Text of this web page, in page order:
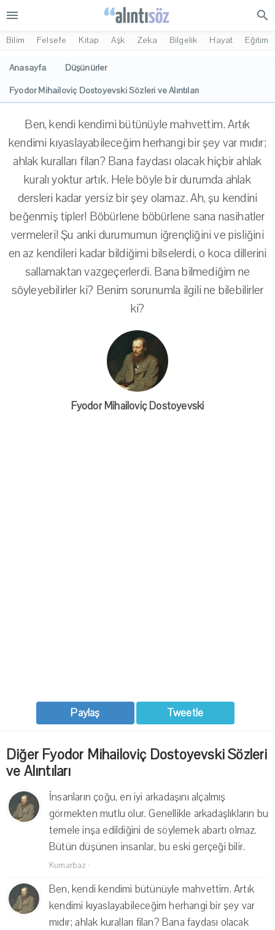
menu search
Bilim Felsefe Kitap Aşk Zeka Bilgelik Hayat Eğitim
Anasayfa
Düşünürler
Fyodor Mihailoviç Dostoyevski Sözleri ve Alıntıları
Ben, kendi kendimi bütünüyle mahvettim. Artık
kendimi kıyaslayabileceğim herhangi bir şey var mıdır;
ahlak kuralları filan? Bana faydası olacak hiçbir ahlak
kuralı yoktur artık. Hele böyle bir durumda ahlak
dersleri kadar yersiz bir şey olamaz. Ah, şu kendini
beğenmiş tipler! Böbürlene böbürlene sana nasihatler
vermeleri! Şu anki durumumun iğrençliğini ve pisliğini
en az kendileri kadar bildiğimi bilselerdi, o koca dillerini
sallamaktan vazgeçerlerdi. Bana bilmediğim ne
söyleyebilirler ki? Benim sorunumla ilgili ne bilebilirler
ki?
Fyodor Mihailoviç Dostoyevski
Paylaş Tweetle
Diğer Fyodor Mihailoviç Dostoyevski Sözleri
ve Alıntıları
İnsanların çoğu, en iyi arkadaşını alçalmış
görmekten mutlu olur. Genellikle arkadaşlıkların bu
temele inşa edildiğini de söylemek abartı olmaz.
Bütün düşünen insanlar, bu eski gerçeği bilir.
Kumarbaz ·
Ben, kendi kendimi bütünüyle mahvettim. Artık
kendimi kıyaslayabileceğim herhangi bir şey var
mıdır; ahlak kuralları filan? Bana faydası olacak